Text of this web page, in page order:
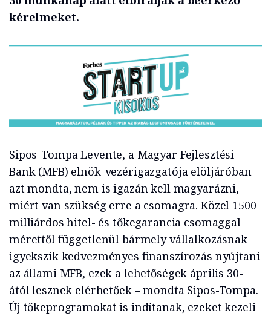
kérelmeket.
Sipos-Tompa Levente, a Magyar Fejlesztési
Bank (MFB) elnök-vezérigazgatója elöljáróban
azt mondta, nem is igazán kell magyarázni,
miért van szükség erre a csomagra. Közel 1500
milliárdos hitel- és tőkegarancia csomaggal
mérettől függetlenül bármely vállalkozásnak
igyekszik kedvezményes finanszírozás nyújtani
az állami MFB, ezek a lehetőségek április 30-
ától lesznek elérhetőek – mondta Sipos-Tompa.
Új tőkeprogramokat is indítanak, ezeket kezeli